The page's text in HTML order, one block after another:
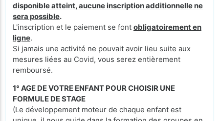
disponible atteint, aucune inscription additionnelle ne
sera possible.
L'inscription et le paiement se font obligatoirement en
ligne.
Si jamais une activité ne pouvait avoir lieu suite aux
mesures liées au Covid, vous serez entièrement
remboursé.
1° AGE DE VOTRE ENFANT POUR CHOISIR UNE
FORMULE DE STAGE
(Le développement moteur de chaque enfant est